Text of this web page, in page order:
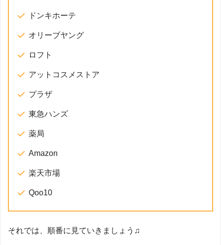
ドンキホーテ
オリーブヤング
ロフト
アットコスメストア
プラザ
東急ハンズ
薬局
Amazon
楽天市場
Qoo10
それでは、順番に見ていきましょう♫